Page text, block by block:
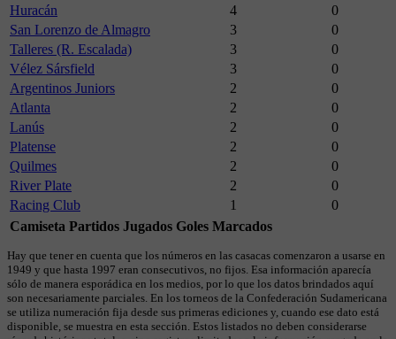
Huracán
4
0
San Lorenzo de Almagro
3
0
Talleres (R. Escalada)
3
0
Vélez Sársfield
3
0
Argentinos Juniors
2
0
Atlanta
2
0
Lanús
2
0
Platense
2
0
Quilmes
2
0
River Plate
2
0
Racing Club
1
0
Camiseta Partidos Jugados Goles Marcados
Hay que tener en cuenta que los números en las casacas comenzaron a usarse en
1949 y que hasta 1997 eran consecutivos, no fijos. Esa información aparecía
sólo de manera esporádica en los medios, por lo que los datos brindados aquí
son necesariamente parciales. En los torneos de la Confederación Sudamericana
se utiliza numeración fija desde sus primeras ediciones y, cuando ese dato está
disponible, se muestra en esta sección. Estos listados no deben considerarse